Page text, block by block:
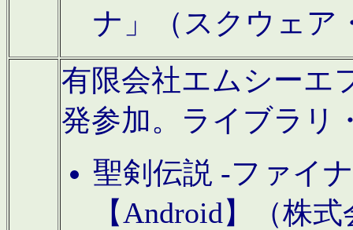
ナ」（スクウェア
有限会社エムシーエ
発参加。ライブラリ
聖剣伝説 -ファイ
【Android】（株